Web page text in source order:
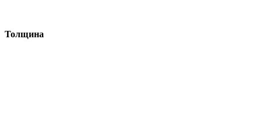
Толщина